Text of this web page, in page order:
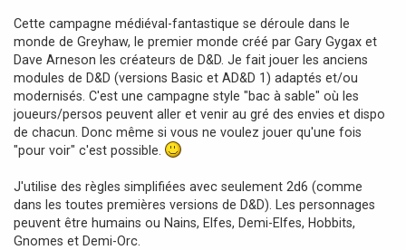
s
a
g
e
Cette campagne médiéval-fantastique se déroule dans le
monde de Greyhaw, le premier monde créé par Gary Gygax et
Dave Arneson les créateurs de D&D. Je fait jouer les anciens
modules de D&D (versions Basic et AD&D 1) adaptés et/ou
modernisés. C'est une campagne style "bac à sable" où les
joueurs/persos peuvent aller et venir au gré des envies et dispo
de chacun. Donc même si vous ne voulez jouer qu'une fois
"pour voir" c'est possible.
J'utilise des règles simplifiées avec seulement 2d6 (comme
dans les toutes premières versions de D&D). Les personnages
peuvent être humains ou Nains, Elfes, Demi-Elfes, Hobbits,
Gnomes et Demi-Orc.